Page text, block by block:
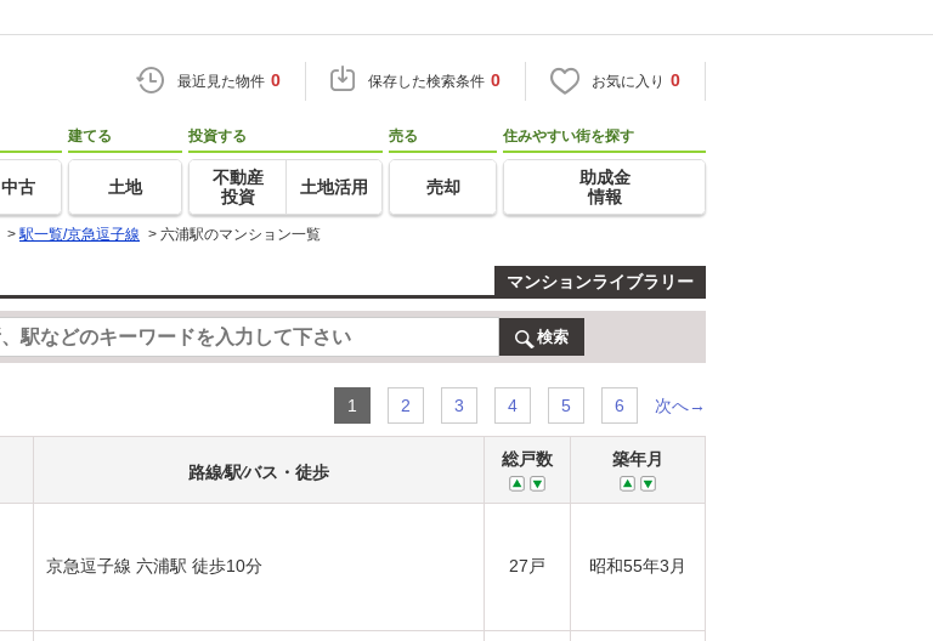
最近見た物件 0 保存した検索条件 0 お気に入り 0
中古
建てる
土地
投資する
不動産
投資
土地活用
売る
売却
住みやすい街を探す
助成金
情報
> 駅一覧/京急逗子線 > 六浦駅のマンション一覧
マンションライブラリー
検索
1 2 3 4 5 6 次へ→
路線⁄駅⁄バス・徒歩
総戸数 築年月
京急逗子線 六浦駅 徒歩10分 27戸 昭和55年3月